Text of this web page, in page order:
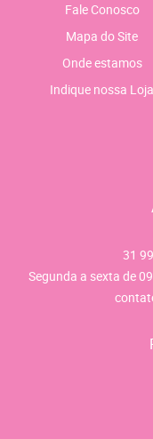
Fale Conosco
Mapa do Site
Onde estamos
Indique nossa Loja
31
Segunda a sexta de